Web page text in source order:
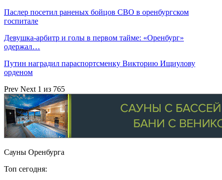
Паслер посетил раненых бойцов СВО в оренбургском
госпитале
Девушка-арбитр и голы в первом тайме: «Оренбург»
одержал…
Путин наградил параспортсменку Викторию Ищиулову
орденом
Prev Next 1 из 765
Сауны Оренбурга
Топ сегодня: